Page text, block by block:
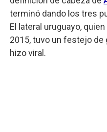
terminó dando los tres
El lateral uruguayo,
2015, tuvo un festejo de
hizo viral.